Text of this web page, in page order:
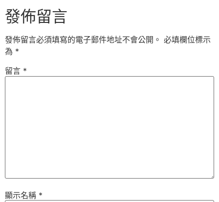
發佈留言
發佈留言必須填寫的電子郵件地址不會公開。 必填欄位標示
為 *
留言 *
顯示名稱 *